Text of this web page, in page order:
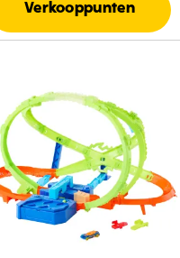
Verkooppunten